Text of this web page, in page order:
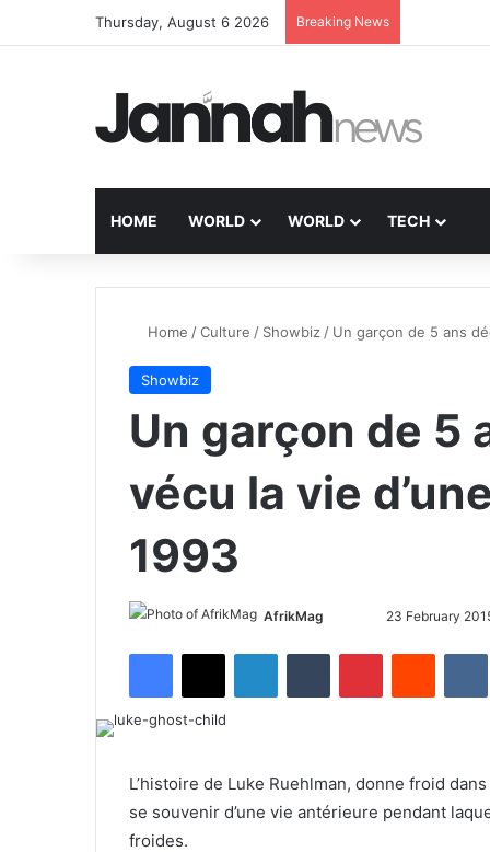
Thursday, August 6 2026 Breaking News
HOME WORLD WORLD TECH
Home /Culture / Showbiz / Un garçon de 5 ans
Showbiz
Un garçon de 5
vécu la vie
1993
AfrikMag
l d
e
23 February
L’histoire de Luke Ruehlman, donne froid
se souvenir d’une vie antérieure pendant
froides.